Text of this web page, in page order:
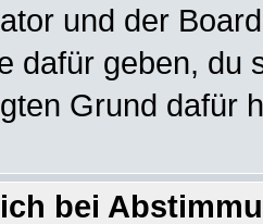
und der
dafür geben, du
Grund dafür
bei